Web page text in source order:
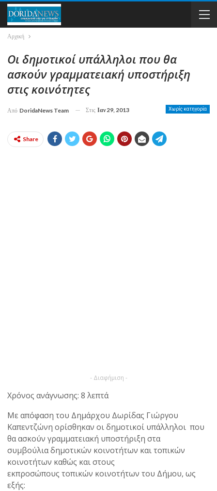
Αρχική
Οι δημοτικοί υπάλληλοι που θα
ασκούν γραμματειακή υποστήριξη
στις κοινότητες
Χωρίς κατηγορία
Από DoridaNews Team Στις Ιαν 29, 2013
Share
- Διαφήμιση -
Χρόνος ανάγνωσης: 8 λεπτά
Με απόφαση του Δημάρχου Δωρίδας Γιώργου
Καπεντζώνη ορίσθηκαν οι δημοτικοί υπάλληλοι που
θα ασκούν γραμματειακή υποστήριξη στα
συμβούλια δημοτικών κοινοτήτων και τοπικών
κοινοτήτων καθώς και στους
εκπροσώπους τοπικών κοινοτήτων του Δήμου, ως
εξής: